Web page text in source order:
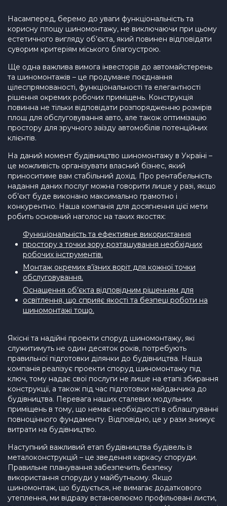
Насамперед, беремо до уваги функціональність та
корисну площу шиномонтажу, не виключаючи при цьому
естетичного вигляду об’єкта, який повинен відповідати
суворим критеріям міського благоустрою.
Ще одна важлива вимога інвесторів до автомайстерень
та шиномонтажів – це продумане поєднання
цілеспрямованості, функціональності та елегантності
рішення окремих робочих приміщень. Конструкція
повинна не тільки відповідати розпорядженню розмірів
площ для обслуговування авто, але також оптимізацію
простору для зручного заїзду автомобілів потенційних
клієнтів.
На даний момент будівництво шиномонтажу в Україні –
це можливість організувати власний бізнес, який
приноситиме вам стабільний дохід. Про рентабельність
надання даних послуг можна говорити лише у разі, якщо
об’єкт буде виконано максимально грамотно і
конкурентно. Наша компанія для досягнення цієї мети
робить основний наголос на таких якостях:
Функціональність та ефективне використання
простору з точки зору розташування необхідних
робочих інструментів.
Монтаж окремих в’їзних воріт для кожної точки
обслуговування.
Оснащення об’єкта відповідним рішенням для
освітлення, що сприяє якості та безпеці роботи на
шиномонтажі тощо.
Якісні та надійні проекти споруд шиномонтажу, які
служитимуть не один десяток років, потребують
правильної підготовки ділянки до будівництва. Наша
компанія реалізує проекти споруд шиномонтажу під
ключ, тому надає свої послуги не лише на етапі збирання
конструкції, а також під час підготовки майданчика до
будівництва. Перевага наших сталевих модульних
приміщень в тому, що немає необхідності в облаштуванні
повноцінного фундаменту. Відповідно, це у рази знижує
витрати на будівництво.
Наступний важливий етап будівництва будівель із
металоконструкцій – це зведення каркасу споруди.
Правильне планування забезпечить безпеку
використання споруди у майбутньому. Якщо
шиномонтаж, що будується, не вимагає додаткового
утеплення, ми відразу встановлюємо профільовані листи,